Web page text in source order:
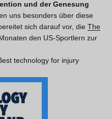
und der Genesung
uns besonders über diese
sich darauf vor, die The
den US-Sportlern zur
technology for injury